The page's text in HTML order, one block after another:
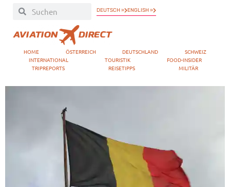
DEUTSCH » ENGLISH »
HOME ÖSTERREICH DEUTSCHLAND
SCHWEIZ
INTERNATIONAL
TOURISTIK
FOOD-INSIDER
TRIPREPORTS
REISETIPPS MILITÄR